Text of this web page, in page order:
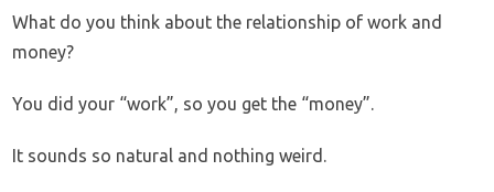
What do you think about the relationship of work and
money?
You did your “work”, so you get the “money”.
It sounds so natural and nothing weird.